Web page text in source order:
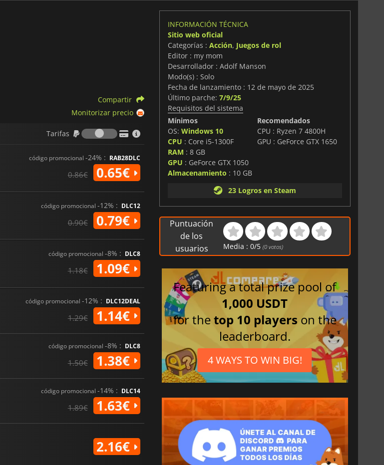
Compartir
Monitorizar precio
Tarifas
Tarifas
código promocional -24% : RAB28DLC
0.86€ 0.65€
código promocional -12% : DLC12
0.90€ 0.79€
código promocional -8% : DLC8
1.18€ 1.09€
código promocional -12% : DLC12DEAL
1.29€ 1.14€
código promocional -8% : DLC8
1.50€ 1.38€
código promocional -14% : DLC14
1.89€ 1.63€
2.16€
INFORMACIÓN TÉCNICA
Sitio web oficial
Categorías : Acción, Juegos de rol
Editor : my mom
Desarrollador : Adolf Manson
Modo(s) : Solo
Fecha de lanzamiento : 12 de mayo de 2025
Último parche: 7/9/25
Requisitos del sistema
Mínimos
OS: Windows 10
CPU : Core i5-1300F
RAM : 8 GB
GPU : GeForce GTX 1050
Almacenamiento : 10 GB
Recomendados
CPU : Ryzen 7 4800H
GPU : GeForce GTX 1650
23 Logros en Steam
Puntuación
de los
usuarios
Media :0/5 (0 votos)
Featuring a total prize pool of
1,000 USDT
for thetop 10 players on the
leaderboard.
4 WAYS TO WIN BIG!